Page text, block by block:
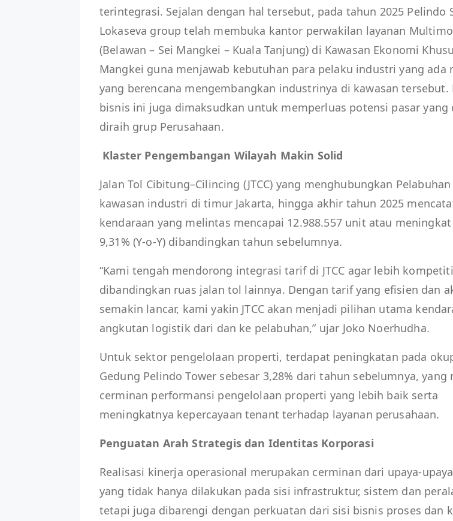
terintegrasi. Sejalan dengan hal tersebut, pada tahun 2025 Pelindo
Lokaseva group telah membuka kantor perwakilan layanan
(Belawan – Sei Mangkei – Kuala Tanjung) di Kawasan Ekonomi
Mangkei guna menjawab kebutuhan para pelaku industri yang ada
yang berencana mengembangkan industrinya di kawasan tersebut.
bisnis ini juga dimaksudkan untuk memperluas potensi pasar yang
diraih grup Perusahaan.
Klaster Pengembangan Wilayah Makin Solid
Jalan Tol Cibitung–Cilincing (JTCC) yang menghubungkan
kawasan industri di timur Jakarta, hingga akhir tahun 2025
kendaraan yang melintas mencapai 12.988.557 unit atau
9,31% (Y-o-Y) dibandingkan tahun sebelumnya.
“Kami tengah mendorong integrasi tarif di JTCC agar lebih
dibandingkan ruas jalan tol lainnya. Dengan tarif yang efisien dan
semakin lancar, kami yakin JTCC akan menjadi pilihan utama
angkutan logistik dari dan ke pelabuhan,” ujar Joko Noerhudha.
Untuk sektor pengelolaan properti, terdapat peningkatan pada
Gedung Pelindo Tower sebesar 3,28% dari tahun sebelumnya, yang
cerminan performansi pengelolaan properti yang lebih baik serta
meningkatnya kepercayaan tenant terhadap layanan perusahaan.
Penguatan Arah Strategis dan Identitas Korporasi
Realisasi kinerja operasional merupakan cerminan dari upaya-
yang tidak hanya dilakukan pada sisi infrastruktur, sistem dan
tetapi juga dibarengi dengan perkuatan dari sisi bisnis proses dan